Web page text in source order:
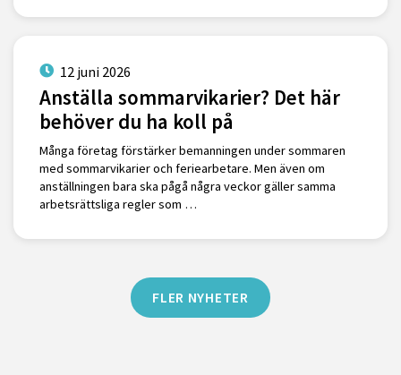
12 juni 2026
Anställa sommarvikarier? Det här
behöver du ha koll på
Många företag förstärker bemanningen under sommaren
med sommarvikarier och feriearbetare. Men även om
anställningen bara ska pågå några veckor gäller samma
arbetsrättsliga regler som …
FLER NYHETER